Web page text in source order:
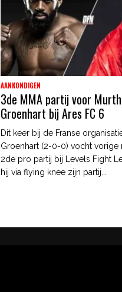
AANKONDIGEN
3de MMA partij voor
Groenhart bij Ares FC 6
Dit keer bij de Franse
Groenhart (2-0-0) vocht vorige
2de pro partij bij Levels Fight
hij via flying knee zijn partij...